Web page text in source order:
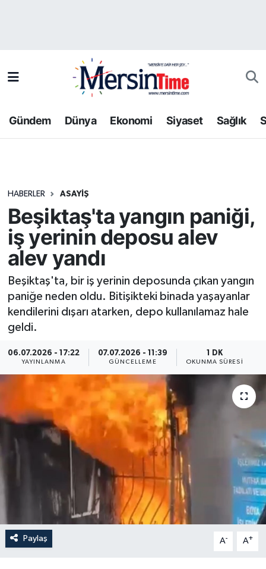
Gündem Dünya Ekonomi Siyaset Sağlık
HABERLER ASAYIŞ
Beşiktaş'ta yangın paniği,
iş yerinin deposu alev
alev yandı
Beşiktaş'ta, bir iş yerinin deposunda çıkan yangın
paniğe neden oldu. Bitişikteki binada yaşayanlar
kendilerini dışarı atarken, depo kullanılamaz hale
geldi.
06.07.2026 - 17:22
YAYINLANMA
07.07.2026 - 11:39
GÜNCELLEME
1 DK
OKUNMA SÜRESI
Paylaş A- A+
Bilim-Teknoloji
Dünya
Ekonomi
Gündem
Kültür-Sanat
Resmi İlan
Sağlık
Siyaset
Yaşam
Trafik Durumu
Tüm Manşetler
Haber Arşivi